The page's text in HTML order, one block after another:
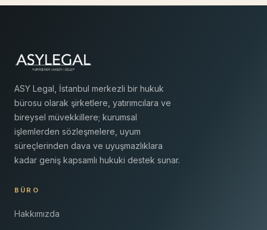
ASY Legal, İstanbul merkezli bir hukuk
bürosu olarak şirketlere, yatırımcılara ve
bireysel müvekkillere; kurumsal
işlemlerden sözleşmelere, uyum
süreçlerinden dava ve uyuşmazlıklara
kadar geniş kapsamlı hukuki destek sunar.
BÜRO
Hakkımızda